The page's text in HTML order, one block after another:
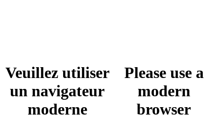
Veuillez utiliser
un navigateur
moderne
Please use a
modern
browser